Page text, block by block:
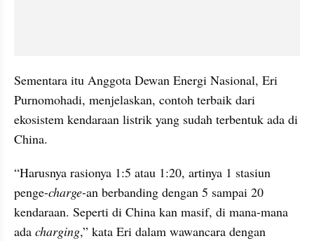
Sementara itu Anggota Dewan Energi Nasional, Eri
Purnomohadi, menjelaskan, contoh terbaik dari
ekosistem kendaraan listrik yang sudah terbentuk ada di
China.
“Harusnya rasionya 1:5 atau 1:20, artinya 1 stasiun
penge-charge-an berbanding dengan 5 sampai 20
kendaraan. Seperti di China kan masif, di mana-mana
ada charging